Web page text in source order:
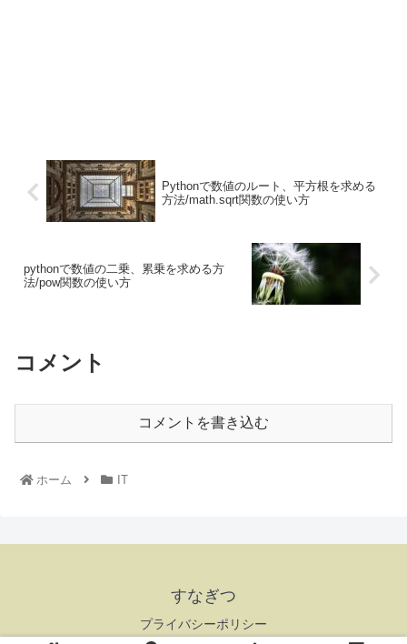
Pythonで数値のルート、平方根を求める
方法/math.sqrt関数の使い方
pythonで数値の二乗、累乗を求める方
法/pow関数の使い方
コメント
コメントを書き込む
ホーム IT
すなぎつ
プライバシーポリシー